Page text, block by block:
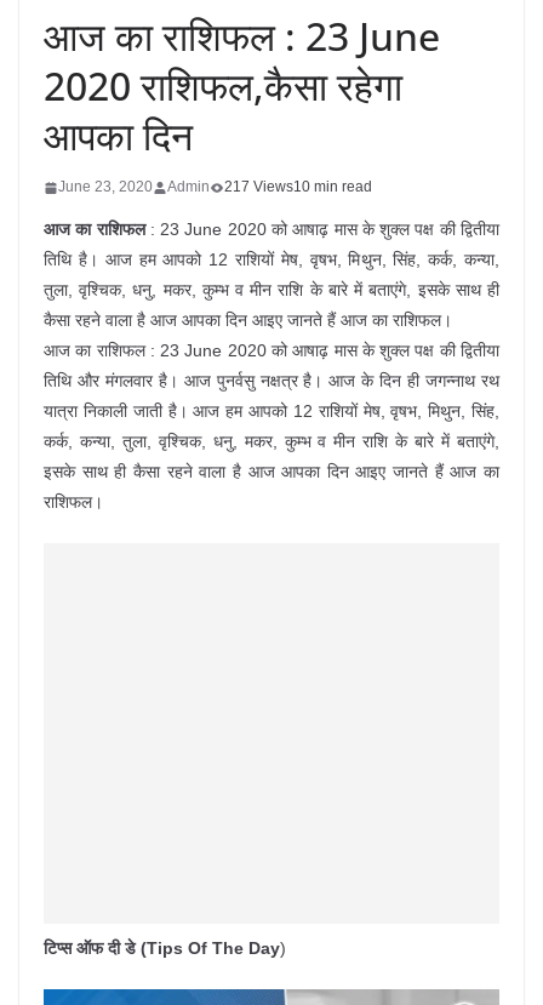
आज का राशिफल : 23 June
2020 राशिफल,कैसा रहेगा
आपका दिन
June 23, 2020 Admin 217 Views10 min read
आज का राशिफल: 23 June 2020 को आषाढ़ मास के शुक्ल पक्ष की द्वितीया
तिथि है। आज हम आपको 12 राशियों मेष, वृषभ, मिथुन, सिंह, कर्क, कन्या,
तुला, वृश्चिक, धनु, मकर, कुम्भ व मीन राशि के बारे में बताएंगे, इसके साथ ही
कैसा रहने वाला है आज आपका दिन आइए जानते हैं आज का राशिफल।
आज का राशिफल : 23 June 2020 को आषाढ़ मास के शुक्ल पक्ष की द्वितीया
तिथि और मंगलवार है। आज पुनर्वसु नक्षत्र है। आज के दिन ही जगन्नाथ रथ
यात्रा निकाली जाती है। आज हम आपको 12 राशियों मेष, वृषभ, मिथुन, सिंह,
कर्क, कन्या, तुला, वृश्चिक, धनु, मकर, कुम्भ व मीन राशि के बारे में बताएंगे,
इसके साथ ही कैसा रहने वाला है आज आपका दिन आइए जानते हैं आज का
राशिफल।
टिप्स ऑफ दी डे (Tips Of The Day)